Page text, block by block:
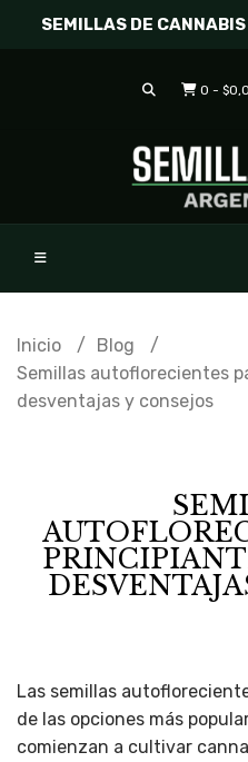
SEMILLAS DE
0 -
Inicio
Blog
Semillas autoflorecientes
desventajas y consejos
Las semillas
de las opciones más
comienzan a cultivar